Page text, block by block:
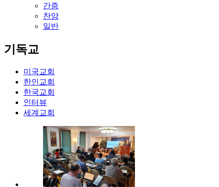
간증
찬양
일반
기독교
미국교회
한인교회
한국교회
인터뷰
세계교회